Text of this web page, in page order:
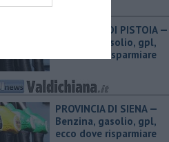
PROVINCIA DI PISTOIA — ​
Benzina, gasolio, gpl,
ecco dove risparmiare
PROVINCIA DI SIENA — ​
Benzina, gasolio, gpl,
ecco dove risparmiare